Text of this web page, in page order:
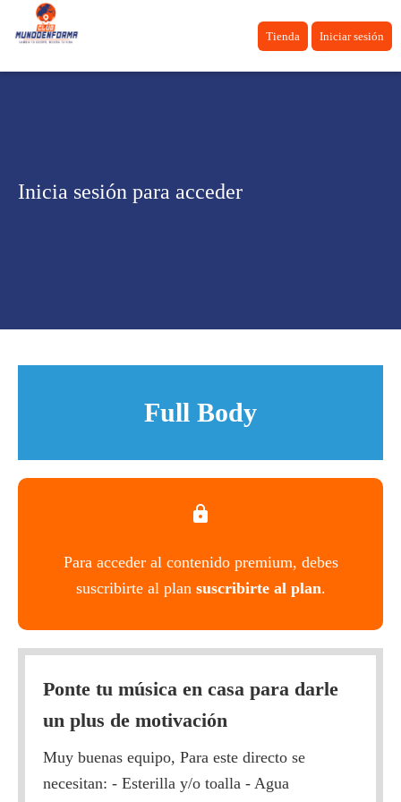
Tienda Iniciar sesión
Inicia sesión para acceder
Full Body
Para acceder al contenido premium, debes
suscribirte al plan suscribirte al plan.
Ponte tu música en casa para darle
un plus de motivación
Muy buenas equipo, Para este directo se
necesitan: - Esterilla y/o toalla - Agua